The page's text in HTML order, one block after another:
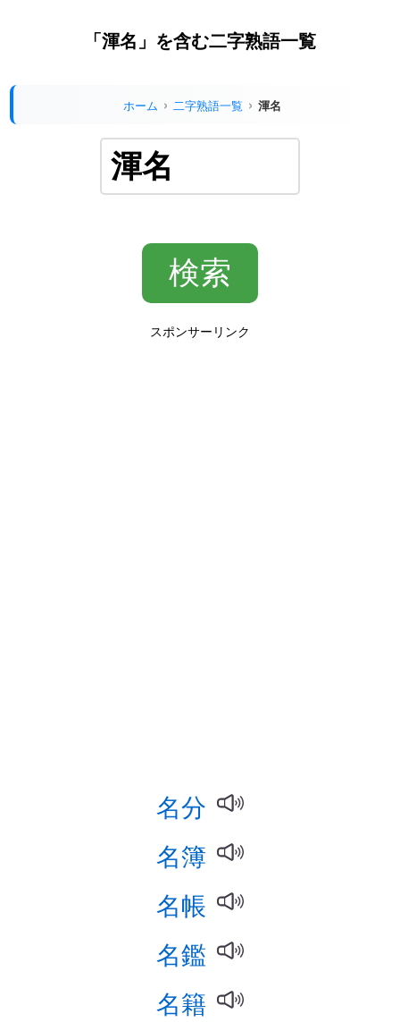
「渾名」を含む二字熟語一覧
ホーム 二字熟語一覧 渾名
スポンサーリンク
名分
名簿
名帳
名鑑
名籍